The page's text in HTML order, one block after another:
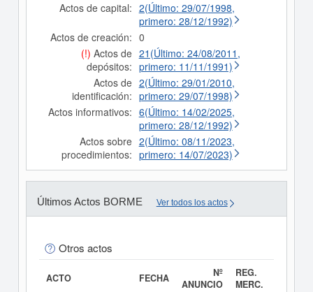
Actos de capital: 2(Último: 29/07/1998,
primero: 28/12/1992)
Actos de creación: 0
(!) Actos de
depósitos:
21(Último: 24/08/2011,
primero: 11/11/1991)
Actos de
identificación:
2(Último: 29/01/2010,
primero: 29/07/1998)
Actos informativos: 6(Último: 14/02/2025,
primero: 28/12/1992)
Actos sobre
procedimientos:
2(Último: 08/11/2023,
primero: 14/07/2023)
Últimos Actos BORME Ver todos los actos
Otros actos
ACTO FECHA
Nº
ANUNCIO
REG.
MERC.